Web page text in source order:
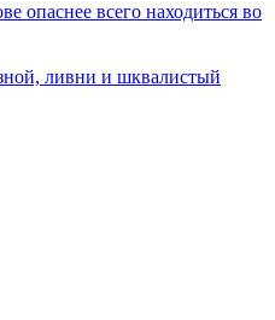
опаснее всего находиться во
ливни и шквалистый